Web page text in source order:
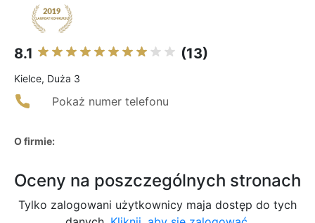
8.1 (13)
Kielce, Duża 3
Pokaż numer telefonu
O firmie:
Oceny na poszczególnych stronach
Tylko zalogowani użytkownicy maja dostęp do tych